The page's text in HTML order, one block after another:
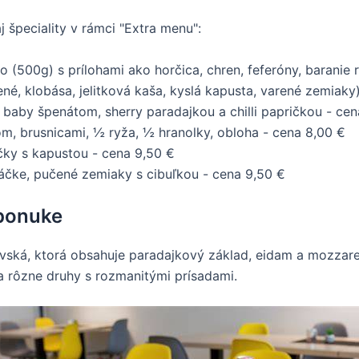
špeciality v rámci "Extra menu":
(500g) s prílohami ako horčica, chren, feferóny, baranie
klobása, jelitková kaša, kyslá kapusta, varené
špenátom, sherry paradajkou a chilli papričkou -
brusnicami, ½ ryža, ½ hranolky, obloha - cena 8,00 €
s kapustou - cena 9,50 €
pučené zemiaky s cibuľkou - cena 9,50 €
ktorá obsahuje paradajkový základ, eidam a
druhy s rozmanitými prísadami.